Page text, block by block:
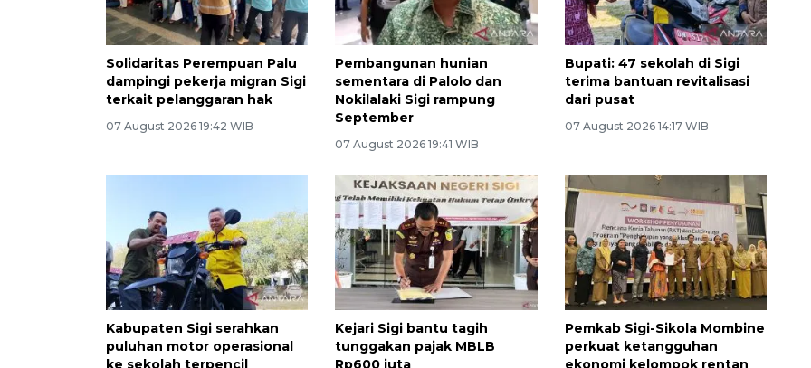
Solidaritas Perempuan Palu
dampingi pekerja migran Sigi
terkait pelanggaran hak
07 August 2026 19:42 WIB
Pembangunan hunian
sementara di Palolo dan
Nokilalaki Sigi rampung
September
07 August 2026 19:41 WIB
Bupati: 47 sekolah di Sigi
terima bantuan revitalisasi
dari pusat
07 August 2026 14:17 WIB
Kabupaten Sigi serahkan
puluhan motor operasional
ke sekolah terpencil
Kejari Sigi bantu tagih
tunggakan pajak MBLB
Rp600 juta
Pemkab Sigi-Sikola Mombine
perkuat ketangguhan
ekonomi kelompok rentan